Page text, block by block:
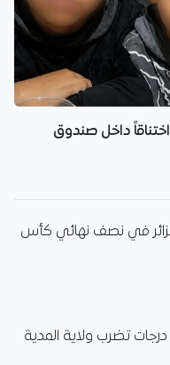
داخل صندوق
في نصف نهائي كأس